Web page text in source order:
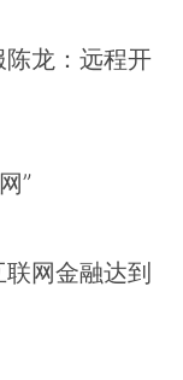
龙：远程开
”
网金融达到